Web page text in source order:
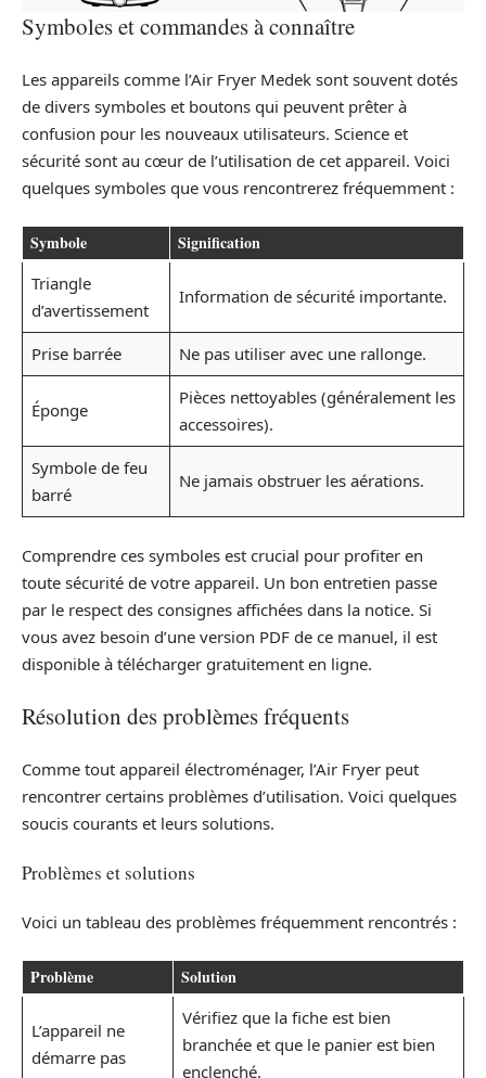
Symboles et commandes à connaître
Les appareils comme l’Air Fryer Medek sont souvent dotés
de divers symboles et boutons qui peuvent prêter à
confusion pour les nouveaux utilisateurs. Science et
sécurité sont au cœur de l’utilisation de cet appareil. Voici
quelques symboles que vous rencontrerez fréquemment :
Symbole Signification
Triangle
d’avertissement
Information de sécurité importante.
Prise barrée Ne pas utiliser avec une rallonge.
Éponge
Pièces nettoyables (généralement les
accessoires).
Symbole de feu
barré
Ne jamais obstruer les aérations.
Comprendre ces symboles est crucial pour profiter en
toute sécurité de votre appareil. Un bon entretien passe
par le respect des consignes affichées dans la notice. Si
vous avez besoin d’une version PDF de ce manuel, il est
disponible à télécharger gratuitement en ligne.
Résolution des problèmes fréquents
Comme tout appareil électroménager, l’Air Fryer peut
rencontrer certains problèmes d’utilisation. Voici quelques
soucis courants et leurs solutions.
Problèmes et solutions
Voici un tableau des problèmes fréquemment rencontrés :
Problème Solution
L’appareil ne
démarre pas
Vérifiez que la fiche est bien
branchée et que le panier est bien
enclenché.